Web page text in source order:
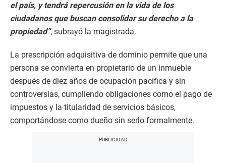
el país, y tendrá repercusión en la vida de los
ciudadanos que buscan consolidar su derecho a la
propiedad”, subrayó la magistrada.
La prescripción adquisitiva de dominio permite que una
persona se convierta en propietario de un inmueble
después de diez años de ocupación pacífica y sin
controversias, cumpliendo obligaciones como el pago de
impuestos y la titularidad de servicios básicos,
comportándose como dueño sin serlo formalmente.